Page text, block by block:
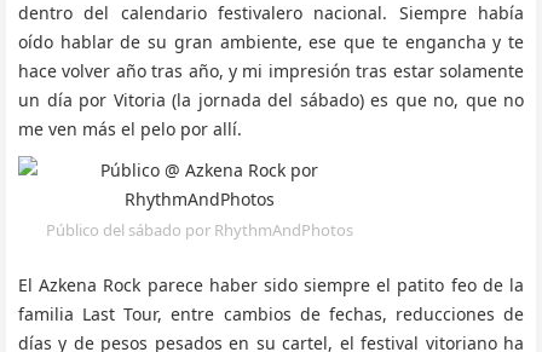
dentro del calendario festivalero nacional. Siempre había
oído hablar de su gran ambiente, ese que te engancha y te
hace volver año tras año, y mi impresión tras estar solamente
un día por Vitoria (la jornada del sábado) es que no, que no
me ven más el pelo por allí.
Público del sábado por RhythmAndPhotos
El Azkena Rock parece haber sido siempre el patito feo de la
familia Last Tour, entre cambios de fechas, reducciones de
días y de pesos pesados en su cartel, el festival vitoriano ha